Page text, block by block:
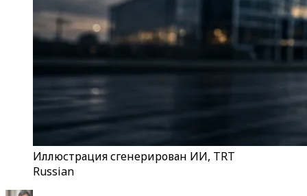
Иллюстрация сгенерирован ИИ, TRT
Russian